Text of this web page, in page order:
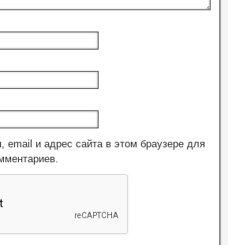
email и адрес сайта в этом браузере для